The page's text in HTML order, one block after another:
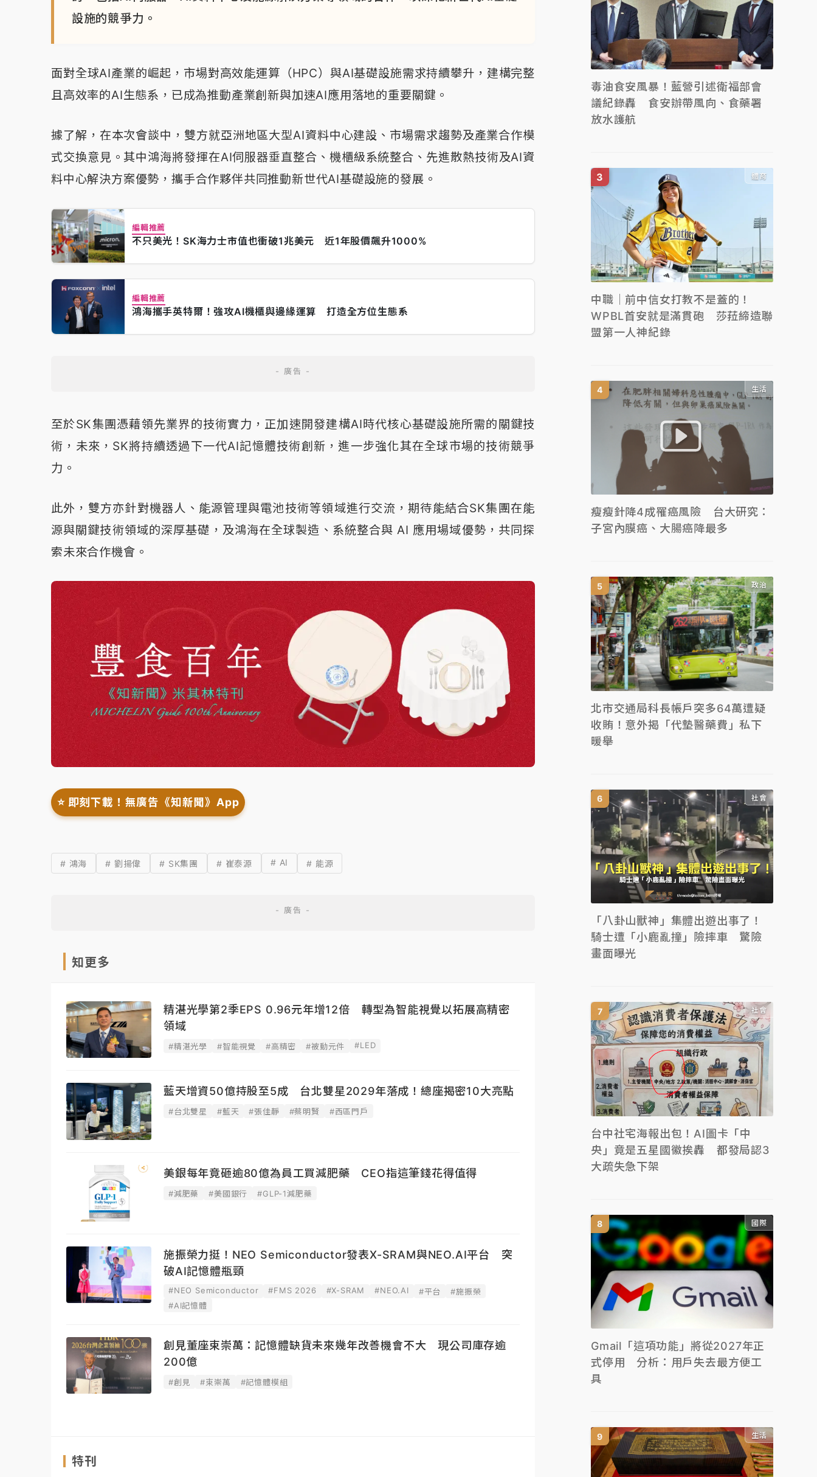
設施的競爭力。
面對全球AI產業的崛起，市場對高效能運算（HPC）與AI基礎設施需求持續攀升，建構完整
且高效率的AI生態系，已成為推動產業創新與加速AI應用落地的重要關鍵。
據了解，在本次會談中，雙方就亞洲地區大型AI資料中心建設、市場需求趨勢及產業合作模
式交換意見。其中鴻海將發揮在AI伺服器垂直整合、機櫃級系統整合、先進散熱技術及AI資
料中心解決方案優勢，攜手合作夥伴共同推動新世代AI基礎設施的發展。
編輯推薦
不只美光！SK海力士市值也衝破1兆美元 近1年股價飆升1000%
編輯推薦
鴻海攜手英特爾！強攻AI機櫃與邊緣運算 打造全方位生態系
至於SK集團憑藉領先業界的技術實力，正加速開發建構AI時代核心基礎設施所需的關鍵技
術，未來，SK將持續透過下一代AI記憶體技術創新，進一步強化其在全球市場的技術競爭
力。
此外，雙方亦針對機器人、能源管理與電池技術等領域進行交流，期待能結合SK集團在能
源與關鍵技術領域的深厚基礎，及鴻海在全球製造、系統整合與 AI 應用場域優勢，共同探
索未來合作機會。
⭐️ 即刻下載！無廣告《知新聞》App
# 鴻海 # 劉揚偉 # SK集團 # 崔泰源 # AI # 能源
知更多
精湛光學第2季EPS 0.96元年增12倍 轉型為智能視覺以拓展高精密
領域
#精湛光學 #智能視覺 #高精密 #被動元件 #LED
藍天增資50億持股至5成 台北雙星2029年落成！總座揭密10大亮點
#台北雙星 #藍天 #張佳靜 #蔡明賢 #西區門戶
美銀每年竟砸逾80億為員工買減肥藥 CEO指這筆錢花得值得
#減肥藥 #美國銀行 #GLP-1減肥藥
施振榮力挺！NEO Semiconductor發表X-SRAM與NEO.AI平台 突
破AI記憶體瓶頸
#NEO Semiconductor #FMS 2026 #X-SRAM #NEO.AI #平台
#施振榮
#AI記憶體
創見董座束崇萬：記憶體缺貨未來幾年改善機會不大 現公司庫存逾
200億
#創見 #束崇萬 #記憶體模組
特刊
毒油食安風暴！藍營引述衛福部會
議紀錄轟 食安辦帶風向、食藥署
放水護航
體育
中職｜前中信女打教不是蓋的！
WPBL首安就是滿貫砲 莎菈締造聯
盟第一人神紀錄
生活
瘦瘦針降4成罹癌風險 台大研究：
子宮內膜癌、大腸癌降最多
政治
北市交通局科長帳戶突多64萬遭疑
收賄！意外揭「代墊醫藥費」私下
暖舉
社會
「八卦山獸神」集體出遊出事了！
騎士遭「小鹿亂撞」險摔車 驚險
畫面曝光
社會
台中社宅海報出包！AI圖卡「中
央」竟是五星國徽挨轟 都發局認3
大疏失急下架
國際
Gmail「這項功能」將從2027年正
式停用 分析：用戶失去最方便工
具
生活